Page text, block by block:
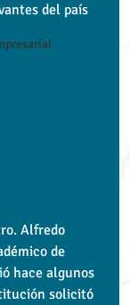
del país
Alfredo
de
hace algunos
solicitó